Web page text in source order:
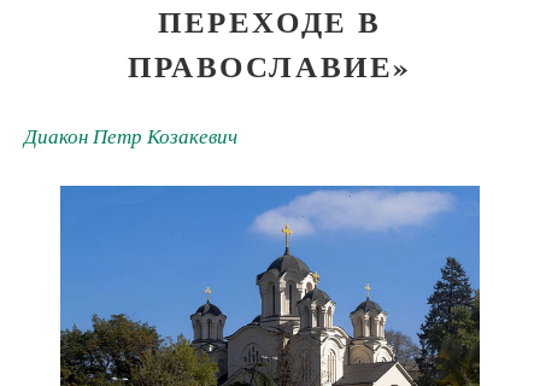
ПЕРЕХОДЕ В
ПРАВОСЛАВИЕ»
Диакон Петр Козакевич